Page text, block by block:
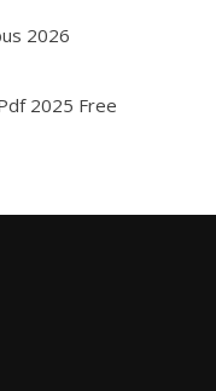
2026
2025 Free